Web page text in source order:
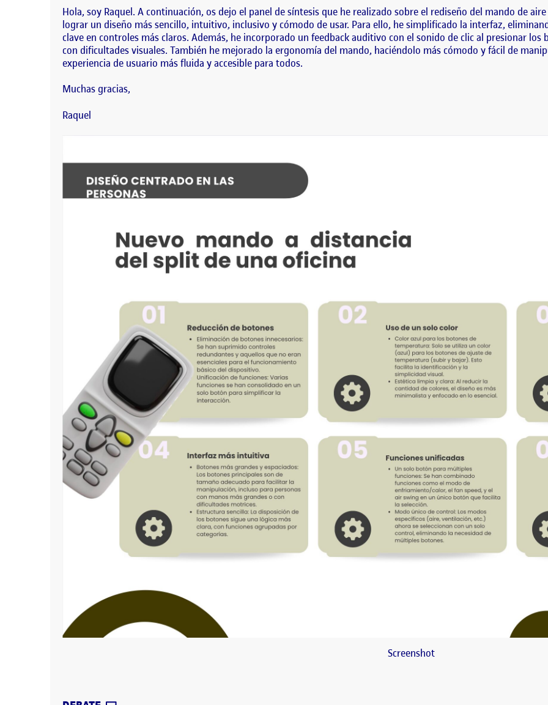
Hola, soy Raquel. A continuación, os dejo el panel de síntesis que he realizado sobre el rediseño del mando de
lograr un diseño más sencillo, intuitivo, inclusivo y cómodo de usar. Para ello, he simplificado la interfaz,
clave en controles más claros. Además, he incorporado un feedback auditivo con el sonido de clic al presionar
con dificultades visuales. También he mejorado la ergonomía del mando, haciéndolo más cómodo y fácil de
experiencia de usuario más fluida y accesible para todos.
Muchas gracias,
Raquel
Screenshot